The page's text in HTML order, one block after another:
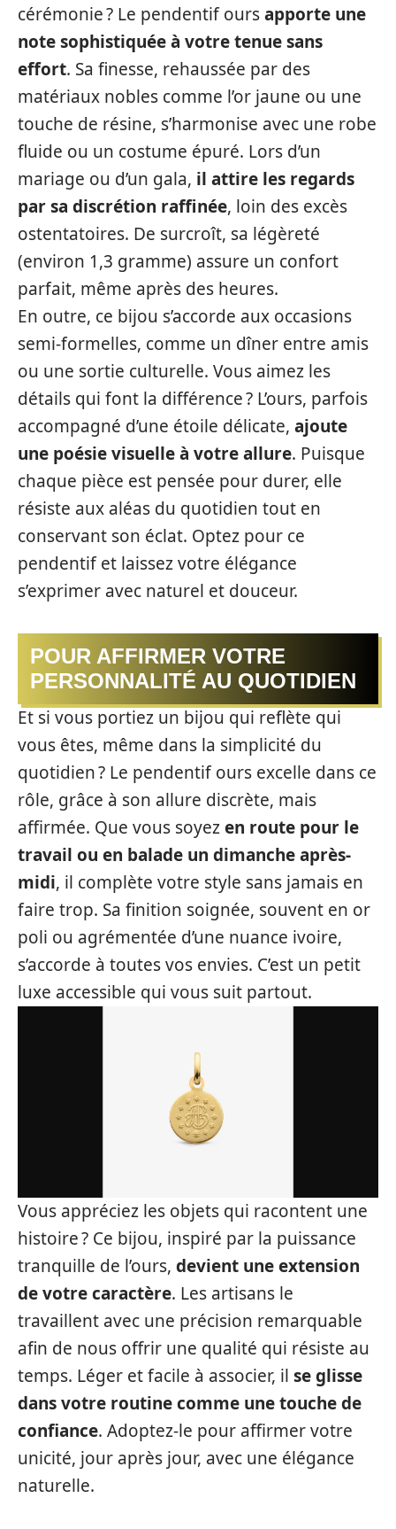
cérémonie ? Le pendentif oursapporte une
note sophistiquée à votre tenue sans
effort. Sa finesse, rehaussée par des
matériaux nobles comme l’or jaune ou une
touche de résine, s’harmonise avec une robe
fluide ou un costume épuré. Lors d’un
mariage ou d’un gala, il attire les regards
par sa discrétion raffinée, loin des excès
ostentatoires. De surcroît, sa légèreté
(environ 1,3 gramme) assure un confort
parfait, même après des heures.
En outre, ce bijou s’accorde aux occasions
semi-formelles, comme un dîner entre amis
ou une sortie culturelle. Vous aimez les
détails qui font la différence ? L’ours, parfois
accompagné d’une étoile délicate, ajoute
une poésie visuelle à votre allure. Puisque
chaque pièce est pensée pour durer, elle
résiste aux aléas du quotidien tout en
conservant son éclat. Optez pour ce
pendentif et laissez votre élégance
s’exprimer avec naturel et douceur.
POUR AFFIRMER VOTRE
PERSONNALITÉ AU QUOTIDIEN
Et si vous portiez un bijou qui reflète qui
vous êtes, même dans la simplicité du
quotidien ? Le pendentif ours excelle dans ce
rôle, grâce à son allure discrète, mais
affirmée. Que vous soyezen route pour le
travail ou en balade un dimanche après-
midi, il complète votre style sans jamais en
faire trop. Sa finition soignée, souvent en or
poli ou agrémentée d’une nuance ivoire,
s’accorde à toutes vos envies. C’est un petit
luxe accessible qui vous suit partout.
Vous appréciez les objets qui racontent une
histoire ? Ce bijou, inspiré par la puissance
tranquille de l’ours, devient une extension
de votre caractère. Les artisans le
travaillent avec une précision remarquable
afin de nous offrir une qualité qui résiste au
temps. Léger et facile à associer, il se glisse
dans votre routine comme une touche de
confiance. Adoptez-le pour affirmer votre
unicité, jour après jour, avec une élégance
naturelle.